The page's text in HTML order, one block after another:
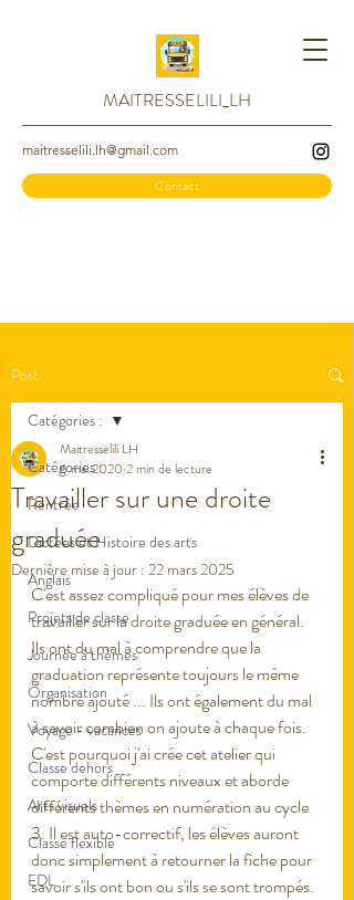
MAITRESSELILI_LH
maitresselili.lh@gmail.com
Contact
Post
Catégories :
Rentrée
Dictées et Histoire des arts
Anglais
Projets de classe
Journée à thèmes
Organisation
Voyage - vacances
Classe dehors
Arts visuels
Classe flexible
EDL
Catégories :
Travailler sur une droite
graduée
Maitresselili LH
6 mai 2020 2 min de lecture
Dernière mise à jour : 22 mars 2025
C'est assez compliqué pour mes élèves de
travailler sur la droite graduée en général.
Ils ont du mal à comprendre que la
graduation représente toujours le même
nombre ajouté ... Ils ont également du mal
à savoir combien on ajoute à chaque fois.
C'est pourquoi j'ai crée cet atelier qui
comporte différents niveaux et aborde
différents thèmes en numération au cycle
3. Il est auto-correctif, les élèves auront
donc simplement à retourner la fiche pour
savoir s'ils ont bon ou s'ils se sont trompés.